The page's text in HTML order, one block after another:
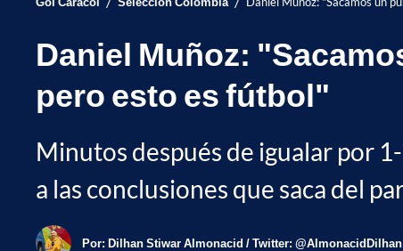
Daniel Muñoz:
pero esto es fútbol"
Minutos después de igualar por
a las conclusiones que saca del
Por: Dilhan Stiwar Almonacid / Twitter: @AlmonacidDilhan